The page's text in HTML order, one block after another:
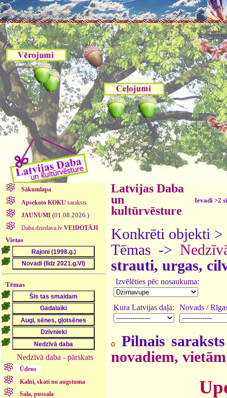
Sākumlapa
Apsekoto KOKUsaraksts
JAUNUMI (01.08.2026.)
Daba.dziedava.lv VEIDOTĀJI
Vietas
Tēmas
Nedzīvā daba - pārskats
Ūdens
Kalni, skati no augstuma
Sala, pussala
Latvijas Daba
un
kultūrvēsture
Ievadi >2
Konkrēti objekti >
Tēmas ->
strauti, urgas,
Izvēlēties pēc nosaukuma:
Kura Latvijas daļa: Novads /
Pilnais
novadiem, vietām